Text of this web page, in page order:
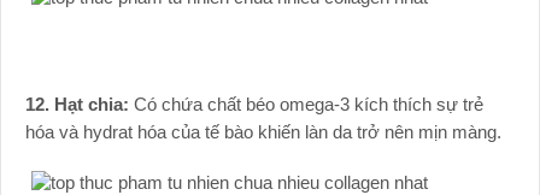
12. Hạt chia: Có chứa chất béo omega-3 kích thích sự trẻ
hóa và hydrat hóa của tế bào khiến làn da trở nên mịn màng.